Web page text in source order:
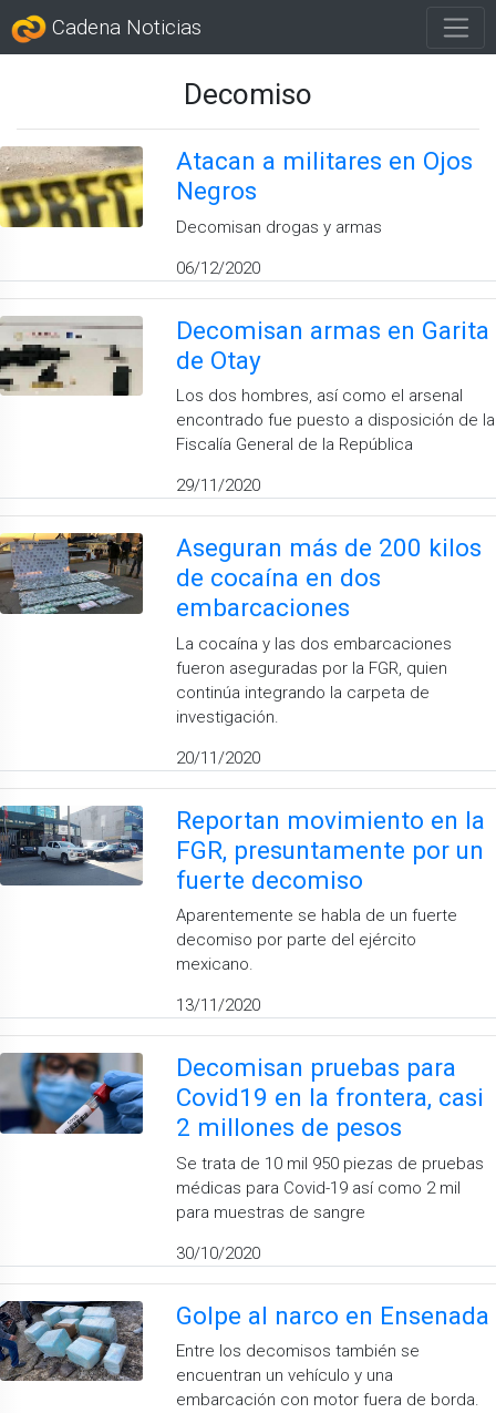
Cadena Noticias
Decomiso
Atacan a militares en Ojos
Negros
Decomisan drogas y armas
06/12/2020
Decomisan armas en Garita
de Otay
Los dos hombres, así como el arsenal
encontrado fue puesto a disposición de la
Fiscalía General de la República
29/11/2020
Aseguran más de 200 kilos
de cocaína en dos
embarcaciones
La cocaína y las dos embarcaciones
fueron aseguradas por la FGR, quien
continúa integrando la carpeta de
investigación.
20/11/2020
Reportan movimiento en la
FGR, presuntamente por un
fuerte decomiso
Aparentemente se habla de un fuerte
decomiso por parte del ejército
mexicano.
13/11/2020
Decomisan pruebas para
Covid19 en la frontera, casi
2 millones de pesos
Se trata de 10 mil 950 piezas de pruebas
médicas para Covid-19 así como 2 mil
para muestras de sangre
30/10/2020
Golpe al narco en Ensenada
Entre los decomisos también se
encuentran un vehículo y una
embarcación con motor fuera de borda.